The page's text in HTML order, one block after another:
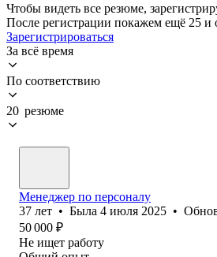
Чтобы видеть все резюме,
После регистрации покажем ещё 25 и
Зарегистрироваться
За всё время
По соответствию
20 резюме
Менеджер по персоналу
37 лет • Была 4 июля 2025 •
50 000 ₽
Не ищет работу